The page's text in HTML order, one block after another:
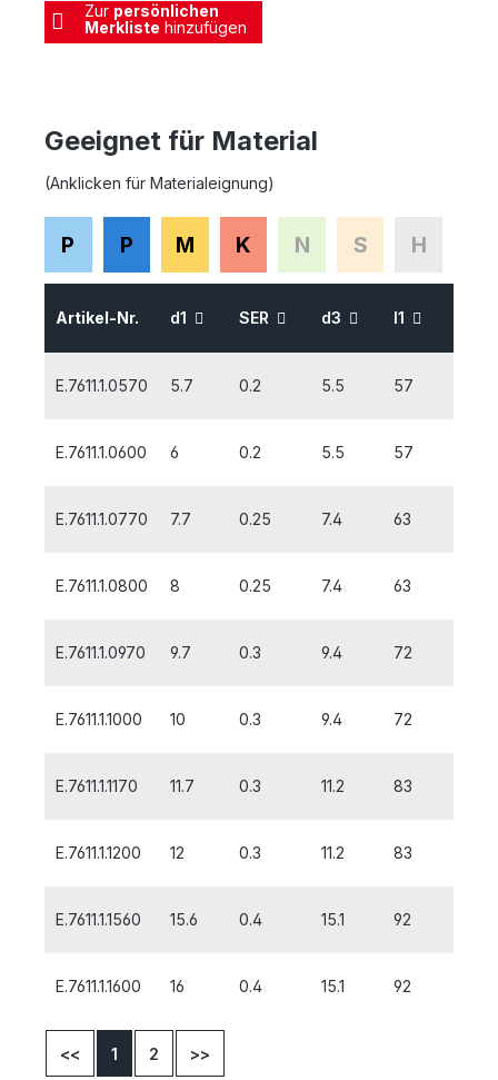
Zur persönlichen
Merkliste hinzufügen
Geeignet für Material
(Anklicken für Materialeignung)
P P M K N S H
Artikel-Nr. d1 SER d3 l1
E.7611.1.0570 5.7 0.2 5.5 57
E.7611.1.0600 6 0.2 5.5 57
E.7611.1.0770 7.7 0.25 7.4 63
E.7611.1.0800 8 0.25 7.4 63
E.7611.1.0970 9.7 0.3 9.4 72
E.7611.1.1000 10 0.3 9.4 72
E.7611.1.1170 11.7 0.3 11.2 83
E.7611.1.1200 12 0.3 11.2 83
E.7611.1.1560 15.6 0.4 15.1 92
E.7611.1.1600 16 0.4 15.1 92
<< 1 2 >>